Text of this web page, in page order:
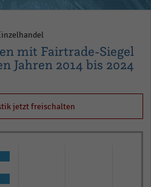
mit Fairtrade-Siegel
Jahren 2014 bis 2024
jetzt freischalten